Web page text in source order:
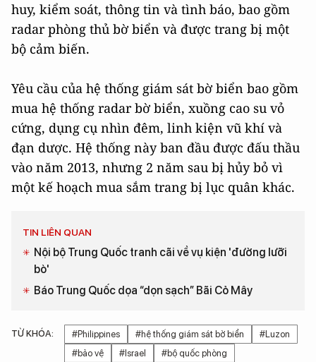
huy, kiểm soát, thông tin và tình báo, bao gồm
radar phòng thủ bờ biển và được trang bị một
bộ cảm biến.
Yêu cầu của hệ thống giám sát bờ biển bao gồm
mua hệ thống radar bờ biển, xuồng cao su vỏ
cứng, dụng cụ nhìn đêm, linh kiện vũ khí và
đạn dược. Hệ thống này ban đầu được đấu thầu
vào năm 2013, nhưng 2 năm sau bị hủy bỏ vì
một kế hoạch mua sắm trang bị lục quân khác.
TIN LIÊN QUAN
Nội bộ Trung Quốc tranh cãi về vụ kiện 'đường lưỡi
bò'
Báo Trung Quốc dọa “dọn sạch” Bãi Cỏ Mây
TỪ KHÓA: #Philippines #hệ thống giám sát bờ biển
#Luzon
#bảo vệ
#Israel #bộ quốc phòng